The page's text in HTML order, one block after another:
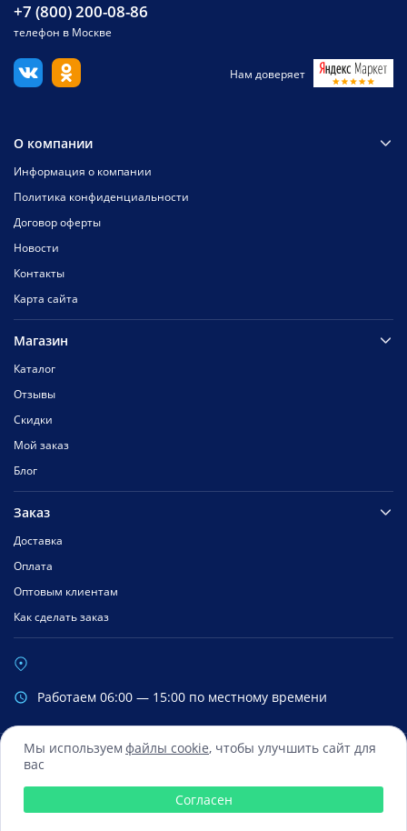
Мы используем файлы cookie, чтобы улучшить сайт для
вас
Согласен
+7 (800) 200-08-86
телефон в Москве
Нам доверяет
О компании
Информация о компании
Политика конфиденциальности
Договор оферты
Новости
Контакты
Карта сайта
Магазин
Каталог
Отзывы
Скидки
Мой заказ
Блог
Заказ
Доставка
Оплата
Оптовым клиентам
Как сделать заказ
Работаем 06:00 — 15:00 по местному времени
Сбербанк
© 2016 — 2026 Все права зарегистрированы ООО «ФиксМобайл»